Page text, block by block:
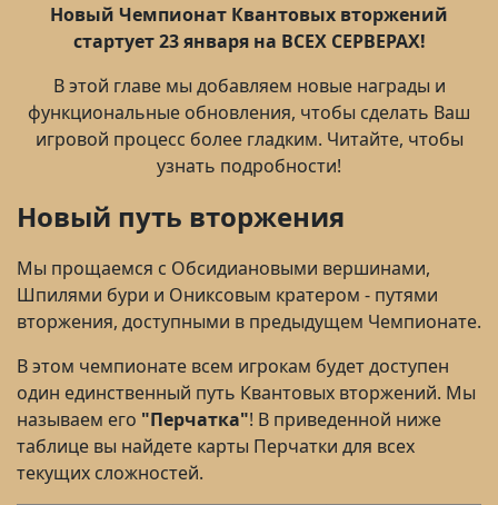
Новый Чемпионат Квантовых вторжений
стартует 23 января на ВСЕХ СЕРВЕРАХ!
В этой главе мы добавляем новые награды и
функциональные обновления, чтобы сделать Ваш
игровой процесс более гладким. Читайте, чтобы
узнать подробности!
Новый путь вторжения
Мы прощаемся с Обсидиановыми вершинами,
Шпилями бури и Ониксовым кратером - путями
вторжения, доступными в предыдущем Чемпионате.
В этом чемпионате всем игрокам будет доступен
один единственный путь Квантовых вторжений. Мы
называем его "Перчатка"! В приведенной ниже
таблице вы найдете карты Перчатки для всех
текущих сложностей.